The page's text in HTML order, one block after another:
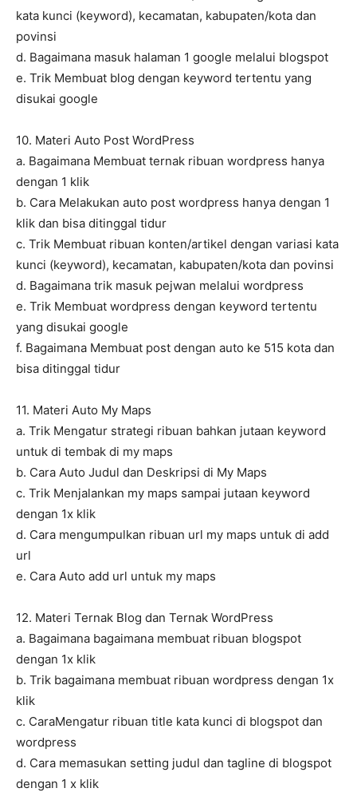
kata kunci (keyword), kecamatan, kabupaten/kota dan
povinsi
d. Bagaimana masuk halaman 1 google melalui blogspot
e. Trik Membuat blog dengan keyword tertentu yang
disukai google
10. Materi Auto Post WordPress
a. Bagaimana Membuat ternak ribuan wordpress hanya
dengan 1 klik
b. Cara Melakukan auto post wordpress hanya dengan 1
klik dan bisa ditinggal tidur
c. Trik Membuat ribuan konten/artikel dengan variasi kata
kunci (keyword), kecamatan, kabupaten/kota dan povinsi
d. Bagaimana trik masuk pejwan melalui wordpress
e. Trik Membuat wordpress dengan keyword tertentu
yang disukai google
f. Bagaimana Membuat post dengan auto ke 515 kota dan
bisa ditinggal tidur
11. Materi Auto My Maps
a. Trik Mengatur strategi ribuan bahkan jutaan keyword
untuk di tembak di my maps
b. Cara Auto Judul dan Deskripsi di My Maps
c. Trik Menjalankan my maps sampai jutaan keyword
dengan 1x klik
d. Cara mengumpulkan ribuan url my maps untuk di add
url
e. Cara Auto add url untuk my maps
12. Materi Ternak Blog dan Ternak WordPress
a. Bagaimana bagaimana membuat ribuan blogspot
dengan 1x klik
b. Trik bagaimana membuat ribuan wordpress dengan 1x
klik
c. CaraMengatur ribuan title kata kunci di blogspot dan
wordpress
d. Cara memasukan setting judul dan tagline di blogspot
dengan 1 x klik